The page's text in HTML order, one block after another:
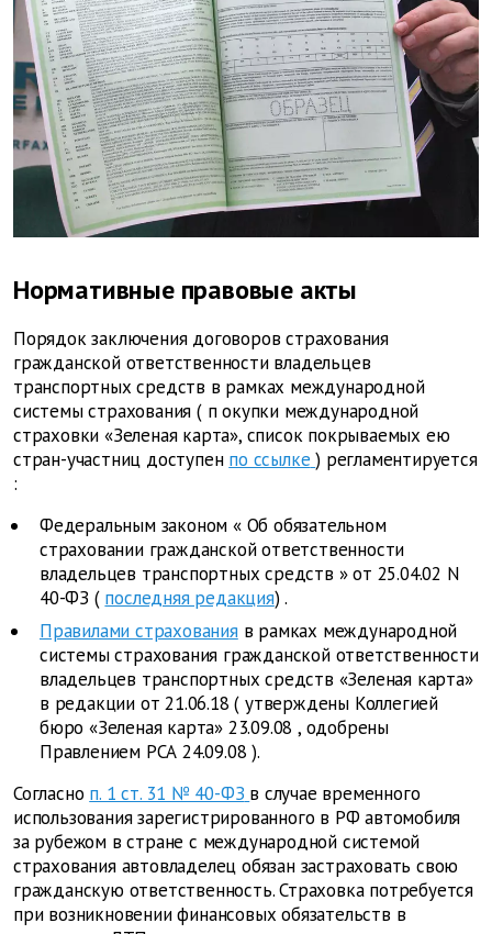
Нормативные правовые акты
Порядок заключения договоров страхования
гражданской ответственности владельцев
транспортных средств в рамках международной
системы страхования ( п окупки международной
страховки «Зеленая карта», список покрываемых ею
стран-участниц доступен по ссылке ) регламентируется
:
Федеральным законом « Об обязательном
страховании гражданской ответственности
владельцев транспортных средств » от 25.04.02 N
40-ФЗ ( последняя редакция) .
Правилами страхованияв рамках международной
системы страхования гражданской ответственности
владельцев транспортных средств «Зеленая карта»
в редакции от 21.06.18 ( утверждены Коллегией
бюро «Зеленая карта» 23.09.08 , одобрены
Правлением РСА 24.09.08 ).
Согласно п. 1 ст. 31 № 40-ФЗ в случае временного
использования зарегистрированного в РФ автомобиля
за рубежом в стране с международной системой
страхования автовладелец обязан застраховать свою
гражданскую ответственность. Страховка потребуется
при возникновении финансовых обязательств в